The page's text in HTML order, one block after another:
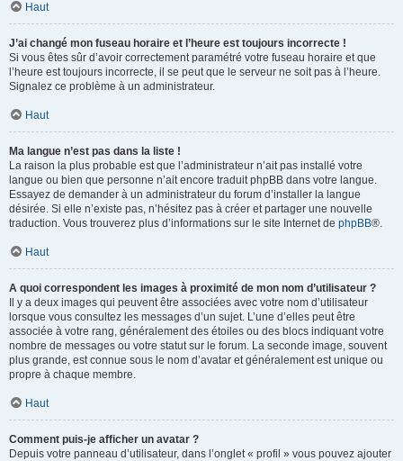
Haut
J’ai changé mon fuseau horaire et l’heure est toujours incorrecte !
Si vous êtes sûr d’avoir correctement paramétré votre fuseau horaire et que
l’heure est toujours incorrecte, il se peut que le serveur ne soit pas à l’heure.
Signalez ce problème à un administrateur.
Haut
Ma langue n’est pas dans la liste !
La raison la plus probable est que l’administrateur n’ait pas installé votre
langue ou bien que personne n’ait encore traduit phpBB dans votre langue.
Essayez de demander à un administrateur du forum d’installer la langue
désirée. Si elle n’existe pas, n’hésitez pas à créer et partager une nouvelle
traduction. Vous trouverez plus d’informations sur le site Internet de phpBB®.
Haut
A quoi correspondent les images à proximité de mon nom d’utilisateur ?
Il y a deux images qui peuvent être associées avec votre nom d’utilisateur
lorsque vous consultez les messages d’un sujet. L’une d’elles peut être
associée à votre rang, généralement des étoiles ou des blocs indiquant votre
nombre de messages ou votre statut sur le forum. La seconde image, souvent
plus grande, est connue sous le nom d’avatar et généralement est unique ou
propre à chaque membre.
Haut
Comment puis-je afficher un avatar ?
Depuis votre panneau d’utilisateur, dans l’onglet « profil » vous pouvez ajouter